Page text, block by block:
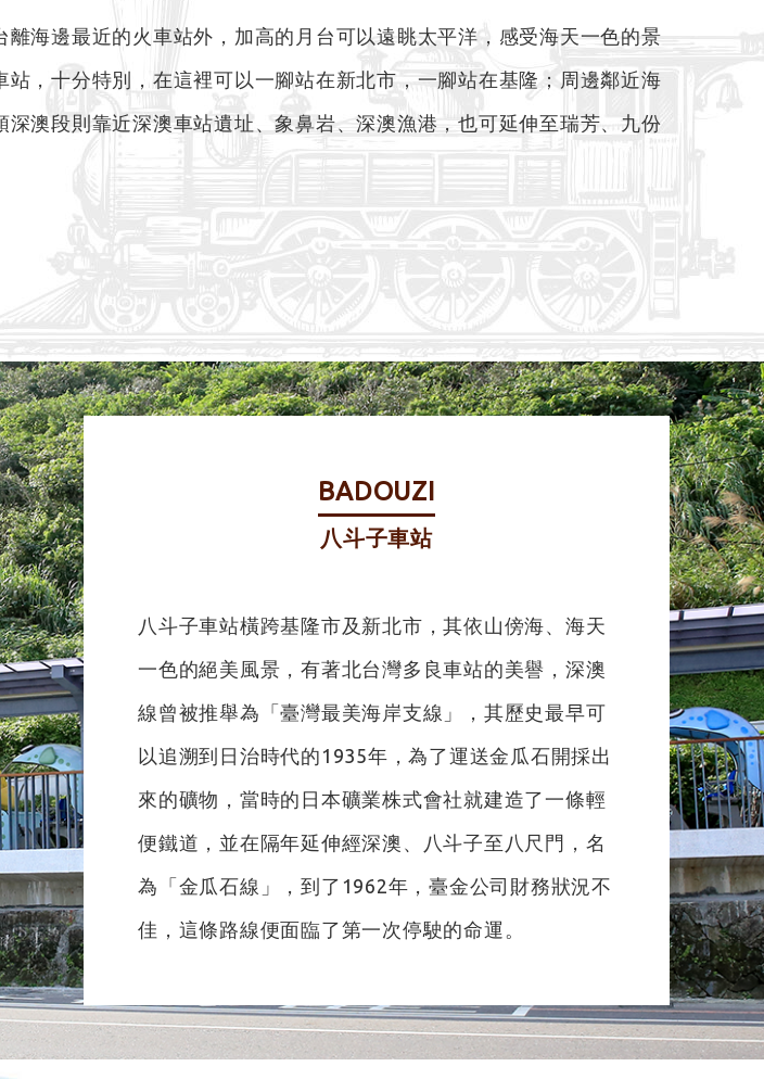
海邊最近的火車站外，加高的月台可以遠眺太平洋，感受海天一色的景
，十分特別，在這裡可以一腳站在新北市，一腳站在基隆；周邊鄰近海
澳段則靠近深澳車站遺址、象鼻岩、深澳漁港，也可延伸至瑞芳、九份
BADOUZI
八斗子車站
八斗子車站橫跨基隆市及新北市，其依山傍海、海天
一色的絕美風景，有著北台灣多良車站的美譽，深澳
線曾被推舉為「臺灣最美海岸支線」，其歷史最早可
以追溯到日治時代的1935年，為了運送金瓜石開採出
來的礦物，當時的日本礦業株式會社就建造了一條輕
便鐵道，並在隔年延伸經深澳、八斗子至八尺門，名
為「金瓜石線」，到了1962年，臺金公司財務狀況不
佳，這條路線便面臨了第一次停駛的命運。